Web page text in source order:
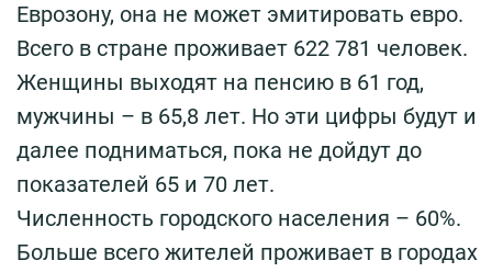
Еврозону, она не может эмитировать евро.
Всего в стране проживает 622 781 человек.
Женщины выходят на пенсию в 61 год,
мужчины – в 65,8 лет. Но эти цифры будут и
далее подниматься, пока не дойдут до
показателей 65 и 70 лет.
Численность городского населения – 60%.
Больше всего жителей проживает в городах